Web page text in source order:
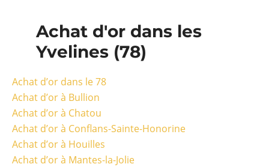
Achat d'or dans les
Yvelines (78)
Achat d’or dans le 78
Achat d’or à Bullion
Achat d’or à Chatou
Achat d’or à Conflans-Sainte-Honorine
Achat d’or à Houilles
Achat d’or à Mantes-la-Jolie